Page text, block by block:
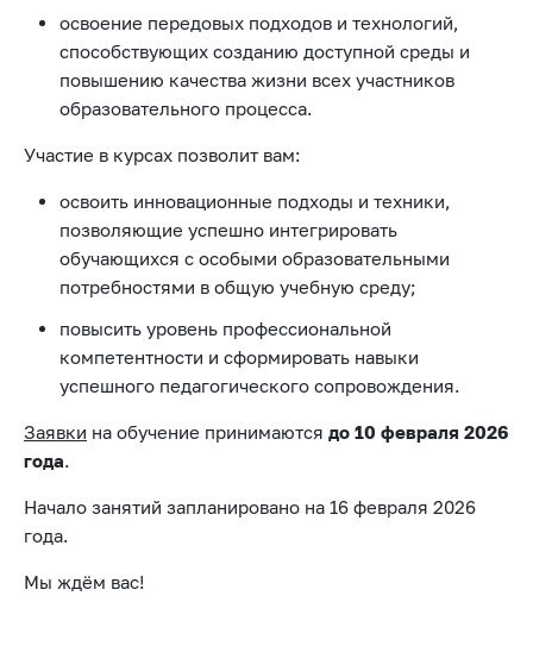
освоение передовых подходов и технологий,
способствующих созданию доступной среды и
повышению качества жизни всех участников
образовательного процесса.
Участие в курсах позволит вам:
освоить инновационные подходы и техники,
позволяющие успешно интегрировать
обучающихся с особыми образовательными
потребностями в общую учебную среду;
повысить уровень профессиональной
компетентности и сформировать навыки
успешного педагогического сопровождения.
Заявки на обучение принимаются до 10 февраля 2026
года.
Начало занятий запланировано на 16 февраля 2026
года.
Мы ждём вас!